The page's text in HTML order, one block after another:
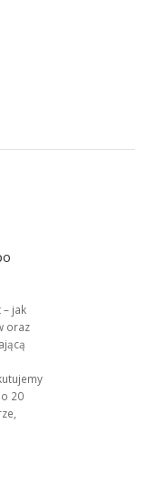
– jak
oraz
20